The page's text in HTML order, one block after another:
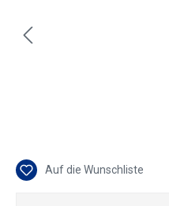
Auf die Wunschliste